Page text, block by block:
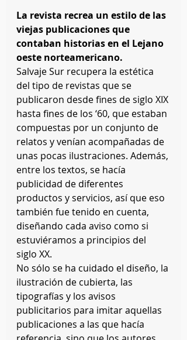
La revista recrea un estilo de las
viejas publicaciones que
contaban historias en el Lejano
oeste norteamericano.
Salvaje Sur recupera la estética
del tipo de revistas que se
publicaron desde fines de siglo XIX
hasta fines de los ‘60, que estaban
compuestas por un conjunto de
relatos y venían acompañadas de
unas pocas ilustraciones. Además,
entre los textos, se hacía
publicidad de diferentes
productos y servicios, así que eso
también fue tenido en cuenta,
diseñando cada aviso como si
estuviéramos a principios del
siglo XX.
No sólo se ha cuidado el diseño, la
ilustración de cubierta, las
tipografías y los avisos
publicitarios para imitar aquellas
publicaciones a las que hacía